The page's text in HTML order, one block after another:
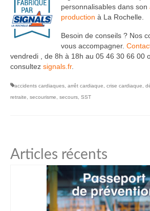
personnalisables dans son
production à La Rochelle.
Besoin de conseils ? Nos
vous accompagner.
vendredi , de 8h à 18h au 05 46 30 66 00
consultez signals.fr.
accidents cardiaques arrêt cardiaque crise cardiaque
retraite
secourisme secours SST
Articles récents